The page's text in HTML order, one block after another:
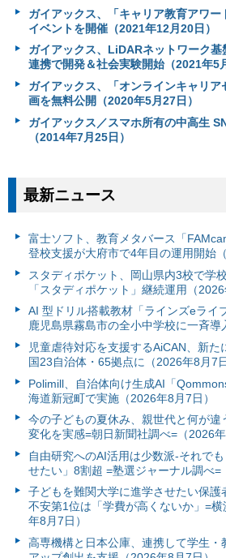
ガイアックス、「キャリア教育アワー
イベントを開催（2021年12月20日）
ガイアックス、LiDARネットワーク基
連携で開発＆社会実験開始（2021年5
ガイアックス、「オンラインキャリア
画を無料公開（2020年5月27日）
ガイアックス／スマホ所有の中高生
（2014年7月25日）
最新ニュース
富⼠ソフト、教育メタバース「
登校支援が大府市で4年目の運用開始
スタディポケット、岡山県内3校で学
「スタディポケット」継続運用（2026
AI 型ドリル搭載教材「ラインズeライ
鹿児島県霧島市の全小中学校に一斉導
児童虐待対応を支援するAiCAN、新た
国23自治体・65拠点に（2026年8月7日
Polimill、自治体向け生成AI「
海道新冠町で実施（2026年8月7日）
今の子どもの夏休み、親世代と何が違
変化を実感=朝日新聞社調べ=（2026年
自由研究へのAI活用は少数派-それで
せたい」8割超 =塾選ジャーナル調べ=
子どもを難関大学に進学させたい保護
不安第1位は「学費が高くないか」=
年8月7日）
高専機構と日本公庫、連携して学生・